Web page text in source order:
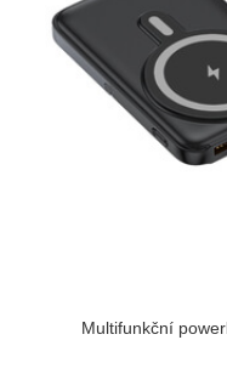
Multifunkční